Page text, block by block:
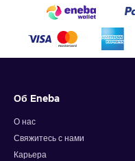
Об Eneba
О нас
Свяжитесь с нами
Карьера